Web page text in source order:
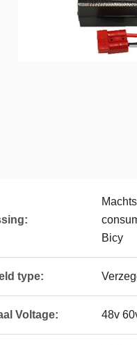
Bicy
type:
Voltage: 48v